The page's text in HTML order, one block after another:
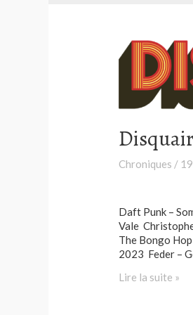
Chroniques /
Daft Punk –
Vale
The Bongo
2023 Feder –
Disquaire
Lire la suite »